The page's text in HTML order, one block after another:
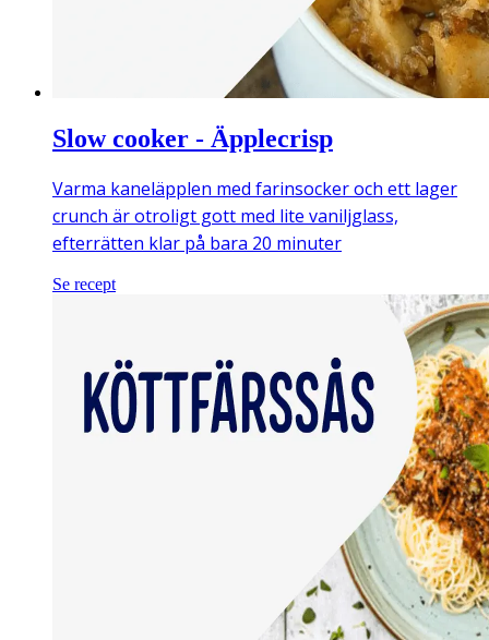
Slow cooker - Äpplecrisp
Varma kaneläpplen med farinsocker och ett lager
crunch är otroligt gott med lite vaniljglass,
efterrätten klar på bara 20 minuter
Se recept